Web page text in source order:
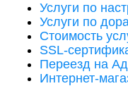
Услуги по
Услуги по
Стоимость
SSL-
Переезд на
Интернет-